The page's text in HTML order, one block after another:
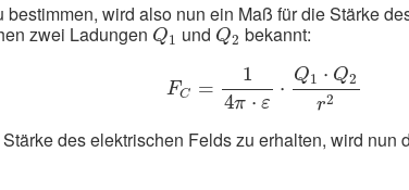
wird also nun ein Maß für die Stärke
zwei Ladungen Q1
Q1und Q2
Q2bekannt:
FC =
1
4π ⋅ ε
⋅
Q1 ⋅ Q2
r2
π 1⋅ 2r2
des elektrischen Felds zu erhalten, wird nun